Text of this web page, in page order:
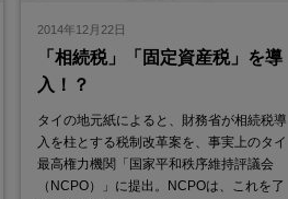
2014年12月22日
「相続税」「固定資産税」を導
入！？
タイの地元紙によると、財務省が相続税導
入を柱とする税制改革案を、事実上のタイ
最高権力機関「国家平和秩序維持評議会
（NCPO）」に提出。NCPOは、これを了